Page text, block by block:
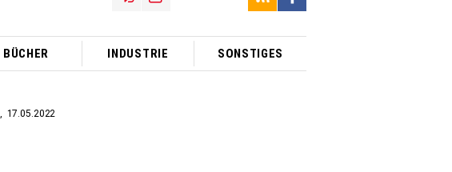
BÜCHER INDUSTRIE SONSTIGES
17.05.2022